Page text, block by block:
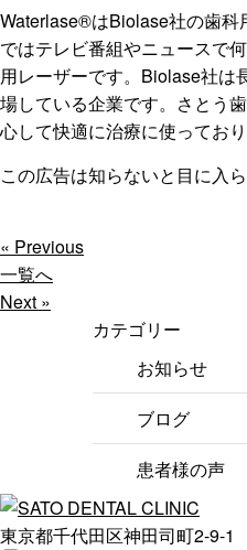
Waterlase®はBiolase社の歯
ではテレビ番組やニュースで
用レーザーです。Biolase社は
場している企業です。さとう
心して快適に治療に使っており
この広告は知らないと目に入
« Previous
一覧へ
Next »
カテゴリー
お知らせ
ブログ
患者様の声
東京都千代田区神田司町2-9-